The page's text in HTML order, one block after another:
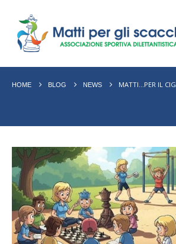
HOME BLOG NEWS MATTI…PER IL CIG